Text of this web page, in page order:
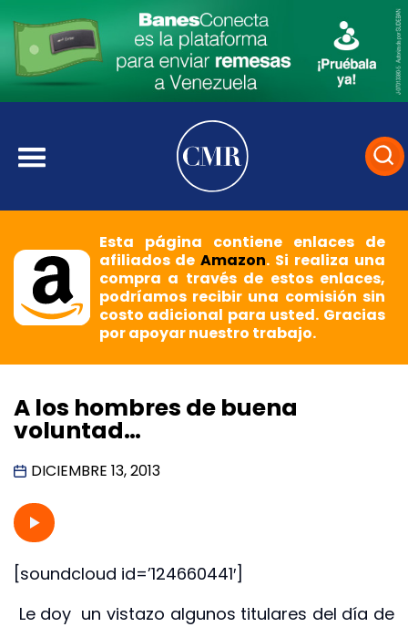
Esta página contiene enlaces de
afiliados deAmazon. Si realiza una
compra a través de estos enlaces,
podríamos recibir una comisión sin
costo adicional para usted. Gracias
por apoyar nuestro trabajo.
A los hombres de buena
voluntad…
DICIEMBRE 13, 2013
[soundcloud id=’124660441′]
Le doy un vistazo algunos titulares del día de